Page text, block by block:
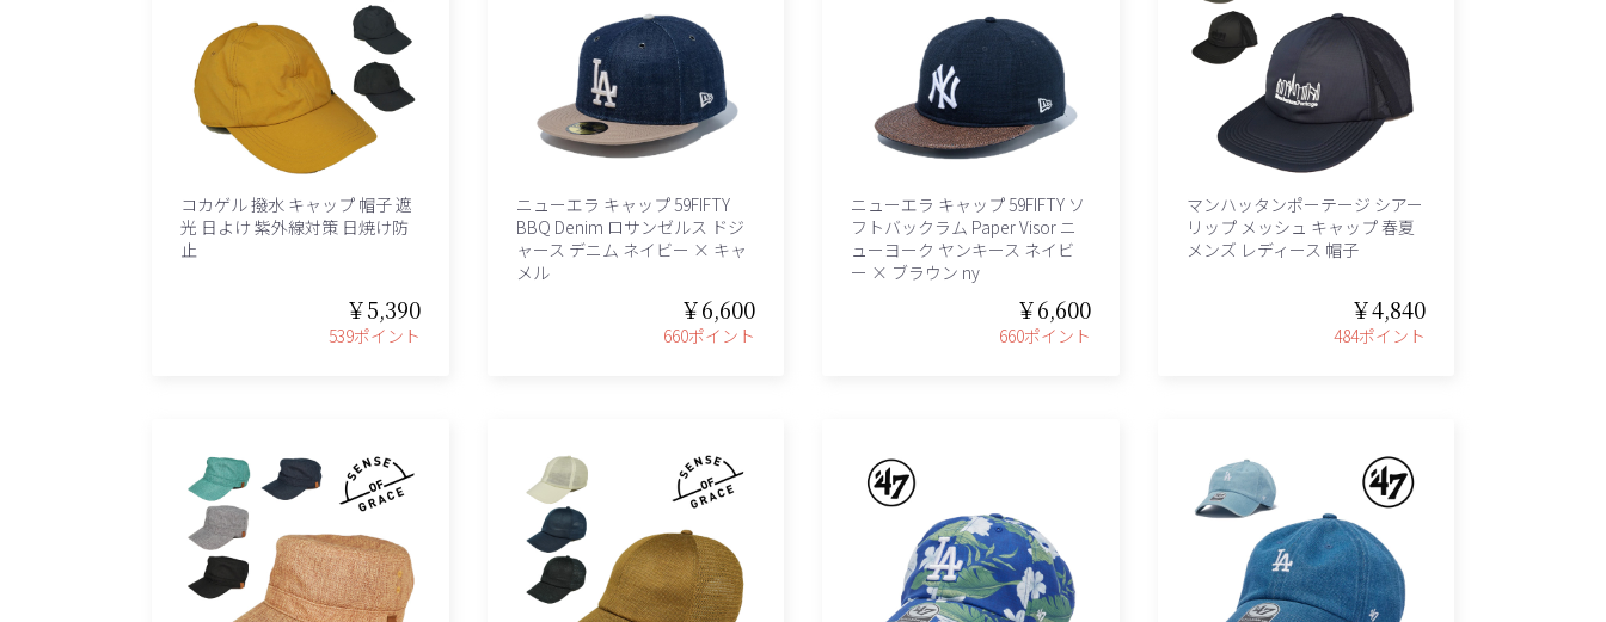
コカゲル 撥水 キャップ 帽子 遮
光 日よけ 紫外線対策 日焼け防
止
￥5,390
539ポイント
ニューエラ キャップ 59FIFTY
BBQ Denim ロサンゼルス ドジ
ャース デニム ネイビー × キャ
メル
￥6,600
660ポイント
ニューエラ キャップ 59FIFTY ソ
フトバックラム Paper Visor ニ
ューヨーク ヤンキース ネイビ
ー × ブラウン ny
￥6,600
660ポイント
マンハッタンポーテージ シアー
リップ メッシュ キャップ 春夏
メンズ レディース 帽子
￥4,840
484ポイント